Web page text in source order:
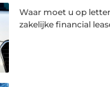
Waar moet u op
zakelijke financial